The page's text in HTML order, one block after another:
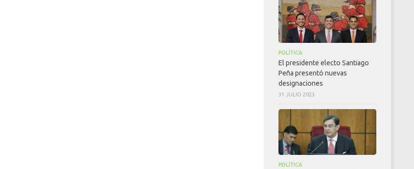
POLÍTICA
El presidente electo Santiago
Peña presentó nuevas
designaciones
31 JULIO 2023
POLÍTICA